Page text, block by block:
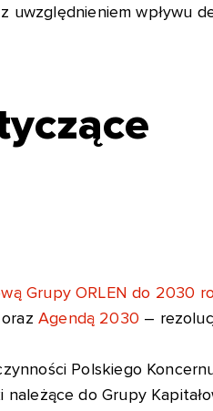
uwzględnieniem wpływu
Grupy ORLEN do 2030
orazAgendą 2030 –
Polskiego
do Grupy